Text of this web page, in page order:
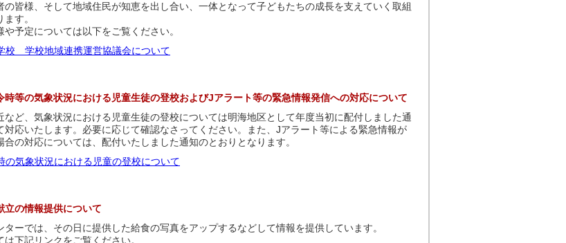
の皆様、そして地域住民が知恵を出し合い、一体となって子どもたちの成長を支えていく取組
す。
予定については以下をご覧ください。
校 学校地域連携運営協議会について
等の気象状況における児童生徒の登校およびJアラート等の緊急情報発信への対応について
ど、気象状況における児童生徒の登校については明海地区として年度当初に配付しました通
対応いたします。必要に応じて確認なさってください。また、Jアラート等による緊急情報が
合の対応については、配付いたしました通知のとおりとなります。
の気象状況における児童の登校について
の情報提供について
ターでは、その日に提供した給食の写真をアップするなどして情報を提供しています。
は下記リンクをご覧ください。